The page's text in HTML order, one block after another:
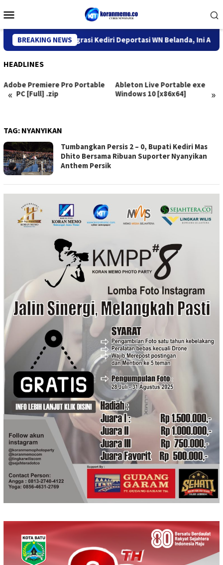
to
Menu
BREAKING NEWS
Kantor Imigrasi Kediri Deportasi WN Belanda, Ini Alasannya
HEADLINES
« »
Ableton Live Portable exe
Windows 10 [x86x64]
CommView for WiFi VoIP
Portable only 100% Worked
TAG: NYANYIKAN
Tumbangkan Persis 2 – 0, Bupati Kediri Mas
Dhito Bersama Ribuan Suporter Nyanyikan
Anthem Persik